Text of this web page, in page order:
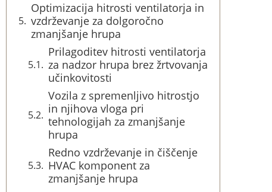
Optimizacija hitrosti ventilatorja in
vzdrževanje za dolgoročno
zmanjšanje hrupa
Prilagoditev hitrosti ventilatorja
za nadzor hrupa brez žrtvovanja
učinkovitosti
Vozila z spremenljivo hitrostjo
in njihova vloga pri
tehnologijah za zmanjšanje
hrupa
Redno vzdrževanje in čiščenje
HVAC komponent za
zmanjšanje hrupa